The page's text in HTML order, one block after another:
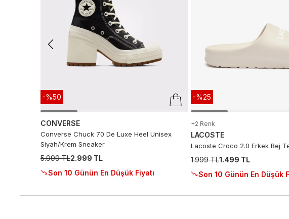
-%50
CONVERSE
Converse Chuck 70 De Luxe Heel Unisex
Siyah/Krem Sneaker
5.999 TL2.999 TL
Son 10 Günün En Düşük Fiyatı
-%25
+2 Renk
LACOSTE
Lacoste Croco 2.0 Erkek Bej
1.999 TL1.499 TL
Son 10 Günün En Düşük